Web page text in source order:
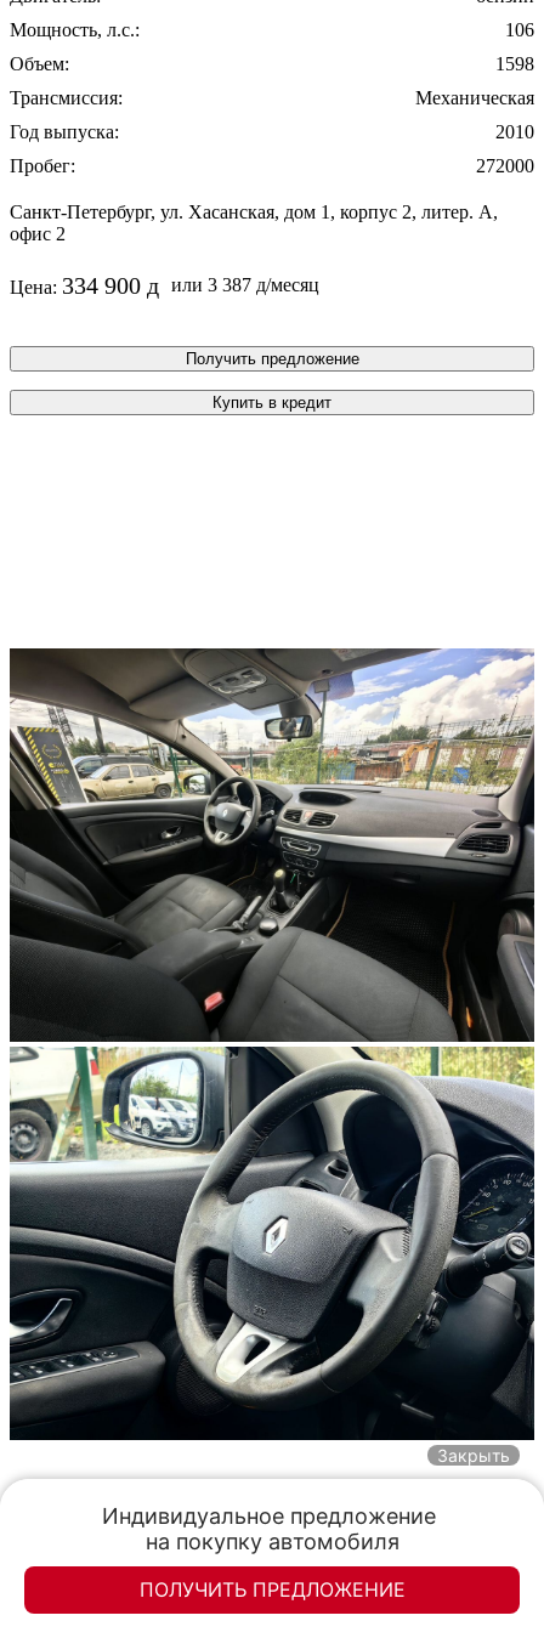
Мощность, л.с.:
106
Объем:
1598
Трансмиссия:
Механическая
Год выпуска:
2010
Пробег:
272000
Санкт-Петербург, ул. Хасанская, дом 1, корпус 2, литер. А,
офис 2
Цена: 334 900 или 3 387 /месяц
Получить предложение
Купить в кредит
Закрыть
Индивидуальное предложение
на покупку автомобиля
ПОЛУЧИТЬ ПРЕДЛОЖЕНИЕ
Элан-моторс
Элан-моторс